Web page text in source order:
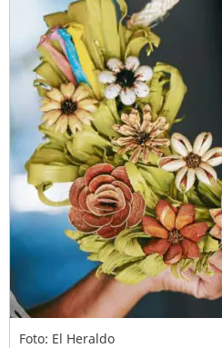
Foto: El Heraldo